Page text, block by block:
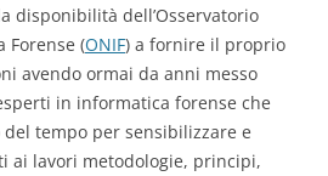
disponibilità dell’Osservatorio
Forense (ONIF) a fornire il proprio
avendo ormai da anni messo
in informatica forense che
tempo per sensibilizzare e
ai lavori metodologie, principi,